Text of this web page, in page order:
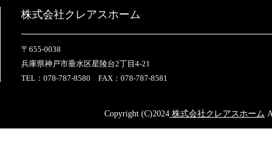
株式会社クレアスホーム
〒655-0038
兵庫県神戸市垂水区星陵台2丁目4-21
TEL：078-787-8580 FAX：078-787-8581
Copyright (C)2024 株式会社クレアスホーム